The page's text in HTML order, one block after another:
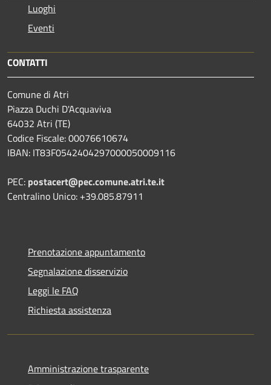
Luoghi
Eventi
CONTATTI
Comune di Atri
Piazza Duchi D'Acquaviva
64032 Atri (TE)
Codice Fiscale: 00076610674
IBAN: IT83F0542404297000050009116
PEC: postacert@pec.comune.atri.te.it
Centralino Unico: +39.085.87911
Prenotazione appuntamento
Segnalazione disservizio
Leggi le FAQ
Richiesta assistenza
Amministrazione trasparente